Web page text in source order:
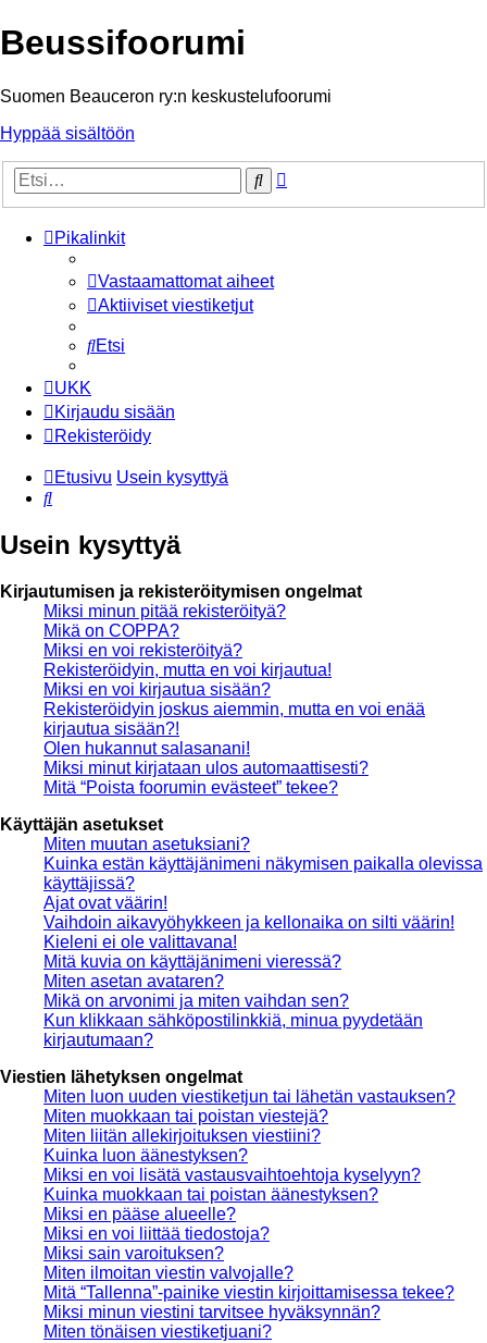
Beussifoorumi
Suomen Beauceron ry:n keskustelufoorumi
Hyppää sisältöön
Etsi
Pikalinkit
Vastaamattomat aiheet
Aktiiviset viestiketjut
Etsi
UKK
Kirjaudu sisään
Rekisteröidy
Etusivu Usein kysyttyä
Etsi
Usein kysyttyä
Kirjautumisen ja rekisteröitymisen ongelmat
Miksi minun pitää rekisteröityä?
Mikä on COPPA?
Miksi en voi rekisteröityä?
Rekisteröidyin, mutta en voi kirjautua!
Miksi en voi kirjautua sisään?
Rekisteröidyin joskus aiemmin, mutta en voi enää
kirjautua sisään?!
Olen hukannut salasanani!
Miksi minut kirjataan ulos automaattisesti?
Mitä “Poista foorumin evästeet” tekee?
Käyttäjän asetukset
Miten muutan asetuksiani?
Kuinka estän käyttäjänimeni näkymisen paikalla olevissa
käyttäjissä?
Ajat ovat väärin!
Vaihdoin aikavyöhykkeen ja kellonaika on silti väärin!
Kieleni ei ole valittavana!
Mitä kuvia on käyttäjänimeni vieressä?
Miten asetan avataren?
Mikä on arvonimi ja miten vaihdan sen?
Kun klikkaan sähköpostilinkkiä, minua pyydetään
kirjautumaan?
Viestien lähetyksen ongelmat
Miten luon uuden viestiketjun tai lähetän vastauksen?
Miten muokkaan tai poistan viestejä?
Miten liitän allekirjoituksen viestiini?
Kuinka luon äänestyksen?
Miksi en voi lisätä vastausvaihtoehtoja kyselyyn?
Kuinka muokkaan tai poistan äänestyksen?
Miksi en pääse alueelle?
Miksi en voi liittää tiedostoja?
Miksi sain varoituksen?
Miten ilmoitan viestin valvojalle?
Mitä “Tallenna”-painike viestin kirjoittamisessa tekee?
Miksi minun viestini tarvitsee hyväksynnän?
Miten tönäisen viestiketjuani?